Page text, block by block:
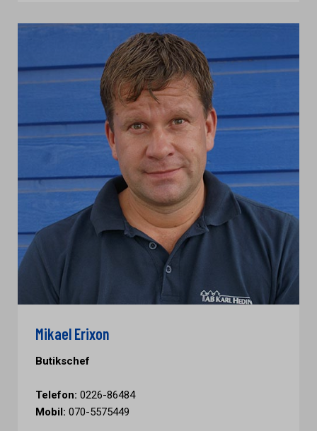
Mikael Erixon
Butikschef
Telefon: 0226-86484
Mobil: 070-5575449